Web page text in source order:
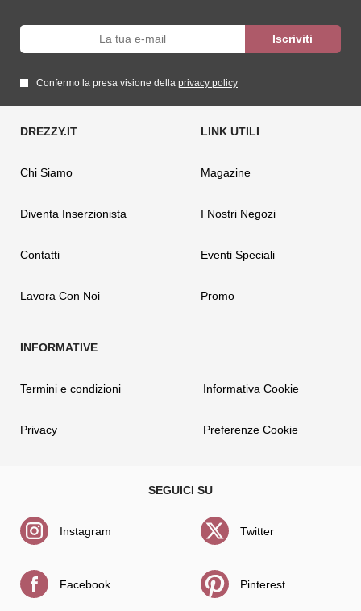
Confermo la presa visione della privacy policy
Chi Siamo
Diventa Inserzionista
Contatti
Lavora Con Noi
Magazine
I Nostri Negozi
Eventi Speciali
Promo
Termini e condizioni
Privacy
Informativa Cookie
Preferenze Cookie
Instagram
Facebook
Twitter
Pinterest